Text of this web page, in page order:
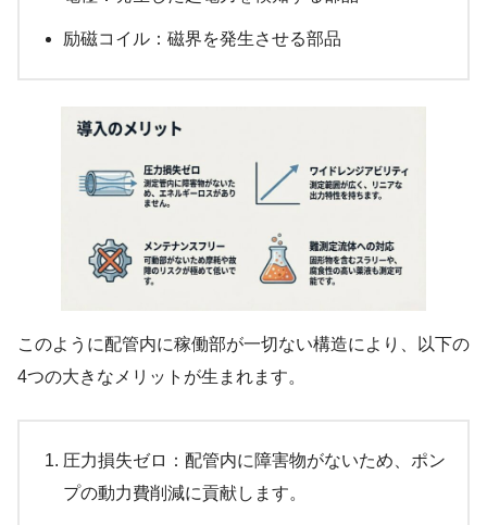
励磁コイル：磁界を発生させる部品
このように配管内に稼働部が一切ない構造により、以下の
4つの大きなメリットが生まれます。
圧力損失ゼロ：配管内に障害物がないため、ポン
プの動力費削減に貢献します。